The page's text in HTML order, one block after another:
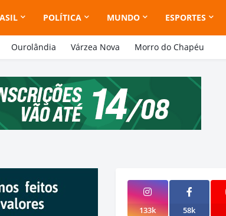
POLÍTICA MUNDO ESPORTES
Ourolândia Várzea Nova Morro do Chapéu
133k 58k